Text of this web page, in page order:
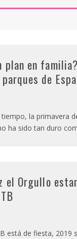
plan en
de
la primavera
ha sido tan duro
el Orgullo
está de fiesta, 2019